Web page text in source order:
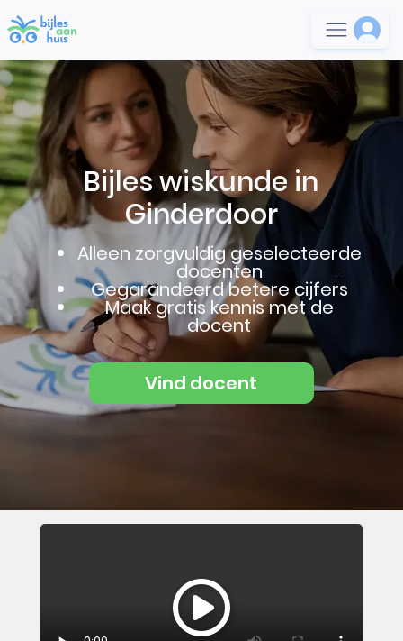
Bijles wiskunde in
Ginderdoor
Alleen zorgvuldig geselecteerde
docenten
Gegarandeerd betere cijfers
Maak gratis kennis met de
docent
Vind docent